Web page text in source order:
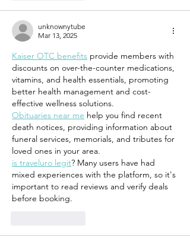
unknownytube
Mar 13, 2025
Kaiser OTC benefits provide members with
discounts on over-the-counter medications,
vitamins, and health essentials, promoting
better health management and cost-
effective wellness solutions.
Obituaries near me help you find recent
death notices, providing information about
funeral services, memorials, and tributes for
loved ones in your area.
is traveluro legit? Many users have had
mixed experiences with the platform, so it's
important to read reviews and verify deals
before booking.